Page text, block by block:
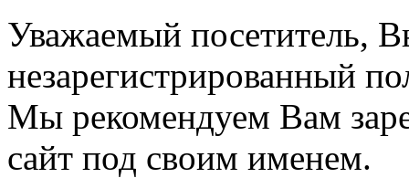
Уважаемый посетитель,
незарегистрированный
Мы рекомендуем Вам
сайт под своим именем.